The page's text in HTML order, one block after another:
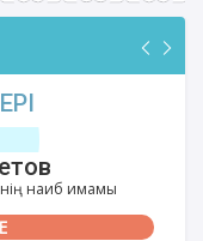
наиб имамы